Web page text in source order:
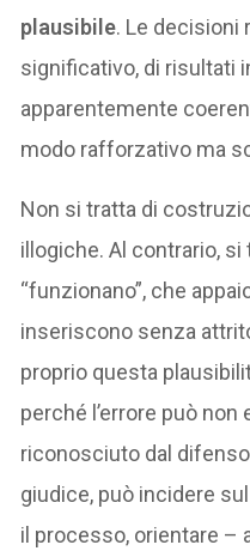
plausibile. Le decisioni
significativo, di risultati
apparentemente
modo rafforzativo ma
Non si tratta di
illogiche. Al contrario,
“funzionano”, che
inseriscono senza
proprio questa
perché l’errore può
riconosciuto dal
giudice, può incidere
il processo, orientare –